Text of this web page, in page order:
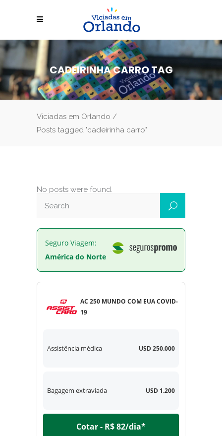
CADEIRINHA CARRO TAG
Viciadas em Orlando /
Posts tagged "cadeirinha carro"
No posts were found.
Seguro Viagem:
América do Norte
AC 250 MUNDO COM EUA COVID-
19
Assistência médica USD 250.000
Bagagem extraviada USD 1.200
Cotar - R$ 82/dia*